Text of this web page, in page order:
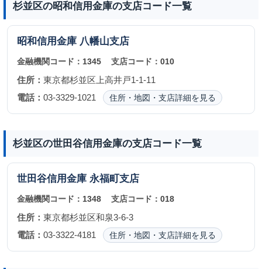
杉並区の昭和信用金庫の支店コード一覧
昭和信用金庫 八幡山支店
金融機関コード： 1345 支店コード：010
住所： 東京都杉並区上高井戸1-1-11
電話： 03-3329-1021 住所・地図・支店詳細を見る
杉並区の世田谷信用金庫の支店コード一覧
世田谷信用金庫 永福町支店
金融機関コード： 1348 支店コード：018
住所： 東京都杉並区和泉3-6-3
電話： 03-3322-4181 住所・地図・支店詳細を見る